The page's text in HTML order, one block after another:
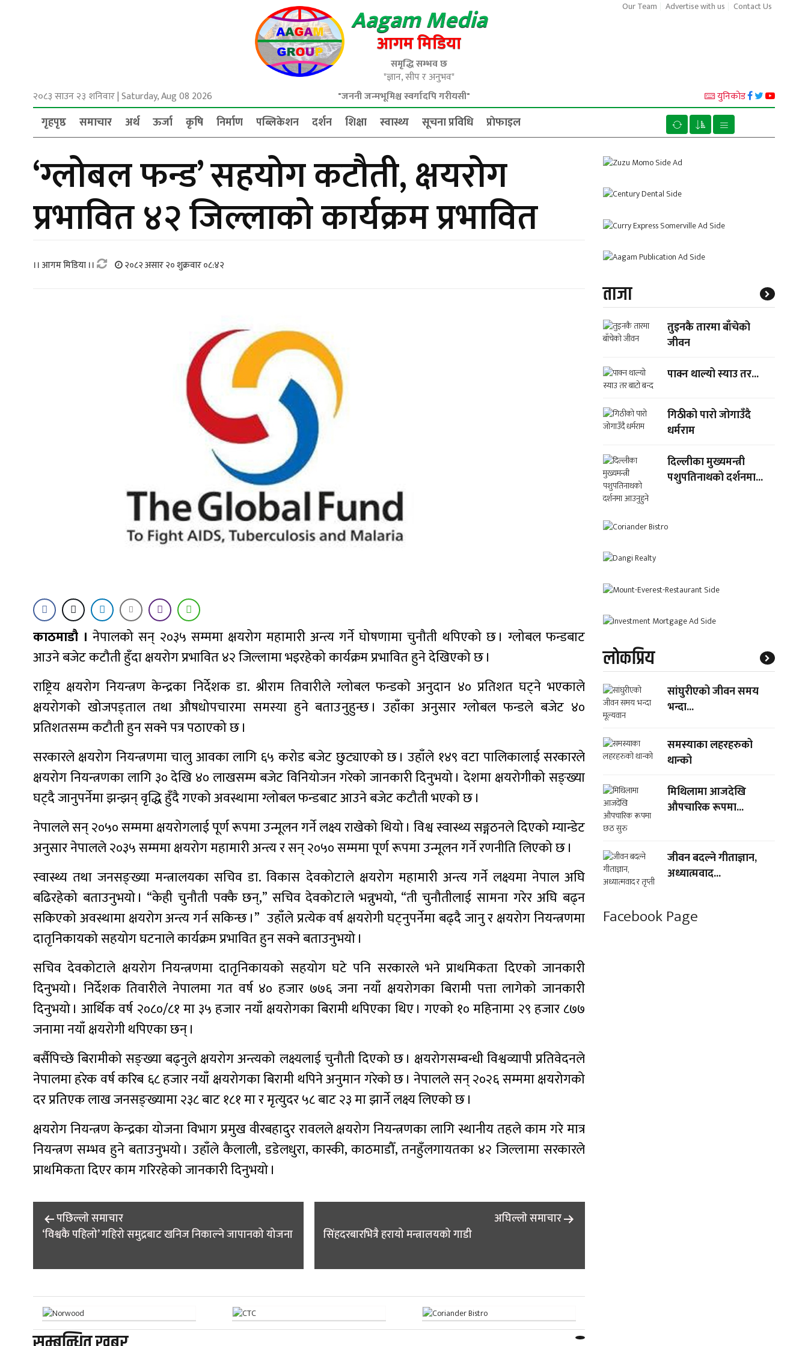
Aagam Media
आगम मिडिया
समृद्धि सम्भव छ
"ज्ञान, सीप र अनुभव"
Our Team Advertise with us Contact Us
२०८३ साउन २३ शनिवार|Saturday, Aug 08 2026 "जननी जन्मभूमिश्च स्वर्गादपि गरीयसी" युनिकाेड
गृहपृष्ठ समाचार अर्थ ऊर्जा कृषि निर्माण पब्लिकेशन दर्शन शिक्षा स्वास्थ्य सूचना प्रविधि प्राेफाइल
‘ग्लोबल फन्ड’ सहयोग कटौती, क्षयरोग
प्रभावित ४२ जिल्लाको कार्यक्रम प्रभावित
।। आगम मिडिया ।। २०८२ असार २० शुक्रवार ०८:४२
काठमाडौ । नेपालको सन् २०३५ सम्ममा क्षयरोग महामारी अन्त्य गर्ने घोषणामा चुनौती थपिएको छ । ग्लोबल फन्डबाट
आउने बजेट कटौती हुँदा क्षयरोग प्रभावित ४२ जिल्लामा भइरहेको कार्यक्रम प्रभावित हुने देखिएको छ ।
राष्ट्रिय क्षयरोग नियन्त्रण केन्द्रका निर्देशक डा. श्रीराम तिवारीले ग्लोबल फन्डको अनुदान ४० प्रतिशत घट्ने भएकाले
क्षयरोगको खोजपड्ताल तथा औषधोपचारमा समस्या हुने बताउनुहुन्छ । उहाँका अनुसार ग्लोबल फन्डले बजेट ४०
प्रतिशतसम्म कटौती हुन सक्ने पत्र पठाएको छ ।
सरकारले क्षयरोग नियन्त्रणमा चालु आवका लागि ६५ करोड बजेट छुट्याएको छ । उहाँले १४९ वटा पालिकालाई सरकारले
क्षयरोग नियन्त्रणका लागि ३० देखि ४० लाखसम्म बजेट विनियोजन गरेको जानकारी दिनुभयो । देशमा क्षयरोगीको सङ्ख्या
घट्दै जानुपर्नेमा झन्झन् वृद्धि हुँदै गएको अवस्थामा ग्लोबल फन्डबाट आउने बजेट कटौती भएको छ ।
नेपालले सन् २०५० सम्ममा क्षयरोगलाई पूर्ण रूपमा उन्मूलन गर्ने लक्ष्य राखेको थियो । विश्व स्वास्थ्य सङ्गठनले दिएको म्यान्डेट
अनुसार नेपालले २०३५ सम्ममा क्षयरोग महामारी अन्त्य र सन् २०५० सम्ममा पूर्ण रूपमा उन्मूलन गर्ने रणनीति लिएको छ ।
स्वास्थ्य तथा जनसङ्ख्या मन्त्रालयका सचिव डा. विकास देवकोटाले क्षयरोग महामारी अन्त्य गर्ने लक्ष्यमा नेपाल अघि
बढिरहेको बताउनुभयो । “केही चुनौती पक्कै छन्,” सचिव देवकोटाले भन्नुभयो, “ती चुनौतीलाई सामना गरेर अघि बढ्न
सकिएको अवस्थामा क्षयरोग अन्त्य गर्न सकिन्छ ।” उहाँले प्रत्येक वर्ष क्षयरोगी घट्नुपर्नेमा बढ्दै जानु र क्षयरोग नियन्त्रणमा
दातृनिकायको सहयोग घटनाले कार्यक्रम प्रभावित हुन सक्ने बताउनुभयो ।
सचिव देवकोटाले क्षयरोग नियन्त्रणमा दातृनिकायको सहयोग घटे पनि सरकारले भने प्राथमिकता दिएको जानकारी
दिनुभयो । निर्देशक तिवारीले नेपालमा गत वर्ष ४० हजार ७७६ जना नयाँ क्षयरोगका बिरामी पत्ता लागेको जानकारी
दिनुभयो । आर्थिक वर्ष २०८०/८१ मा ३५ हजार नयाँ क्षयरोगका बिरामी थपिएका थिए । गएको १० महिनामा २९ हजार ८७७
जनामा नयाँ क्षयरोगी थपिएका छन् ।
बर्सैपिच्छे बिरामीको सङ्ख्या बढ्नुले क्षयरोग अन्त्यको लक्ष्यलाई चुनौती दिएको छ । क्षयरोगसम्बन्धी विश्वव्यापी प्रतिवेदनले
नेपालमा हरेक वर्ष करिब ६८ हजार नयाँ क्षयरोगका बिरामी थपिने अनुमान गरेको छ । नेपालले सन् २०२६ सम्ममा क्षयरोगको
दर प्रतिएक लाख जनसङ्ख्यामा २३८ बाट १८१ मा र मृत्युदर ५८ बाट २३ मा झार्ने लक्ष्य लिएको छ ।
क्षयरोग नियन्त्रण केन्द्रका योजना विभाग प्रमुख वीरबहादुर रावलले क्षयरोग नियन्त्रणका लागि स्थानीय तहले काम गरे मात्र
नियन्त्रण सम्भव हुने बताउनुभयो । उहाँले कैलाली, डडेलधुरा, कास्की, काठमाडौँ, तनहुँलगायतका ४२ जिल्लामा सरकारले
प्राथमिकता दिएर काम गरिरहेको जानकारी दिनुभयो ।
Postपछिल्लाे समाचार
‘विश्वकै पहिलो’ गहिरो समुद्रबाट खनिज निकाल्ने जापानको योजना
अघिल्लाे समाचार
सिंहदरबारभित्रै हरायो मन्त्रालयको गाडी
ताजा
तुइनकै तारमा बाँचेको
जीवन
पाक्न थाल्यो स्याउ तर...
गिठीको पारो जोगाउँदै
धर्मराम
दिल्लीका मुख्यमन्त्री
पशुपतिनाथको दर्शनमा...
लाेकप्रिय
सांघुरीएको जीवन समय
भन्दा...
समस्याका लहरहरुको
थान्को
मिथिलामा आजदेखि
औपचारिक रूपमा...
जीवन बदल्ने गीताज्ञान,
अध्यात्मवाद...
Facebook Page